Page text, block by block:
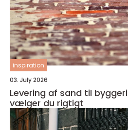
inspiration
03. July 2026
Levering af sand til
vælger du rigtigt